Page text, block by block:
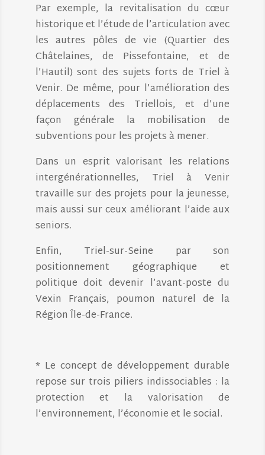
Par exemple, la revitalisation du cœur
historique et l’étude de l’articulation avec
les autres pôles de vie (Quartier des
Châtelaines, de Pissefontaine, et de
l’Hautil) sont des sujets forts de Triel à
Venir. De même, pour l’amélioration des
déplacements des Triellois, et d’une
façon générale la mobilisation de
subventions pour les projets à mener.
Dans un esprit valorisant les relations
intergénérationnelles, Triel à Venir
travaille sur des projets pour la jeunesse,
mais aussi sur ceux améliorant l’aide aux
seniors.
Enfin, Triel-sur-Seine par son
positionnement géographique et
politique doit devenir l’avant-poste du
Vexin Français, poumon naturel de la
Région Île-de-France.
* Le concept de développement durable
repose sur trois piliers indissociables : la
protection et la valorisation de
l’environnement, l’économie et le social.